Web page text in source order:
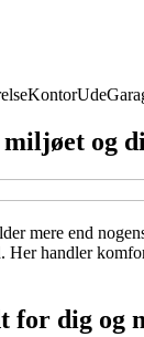
KontorUde
og
mere end
handler
for dig og